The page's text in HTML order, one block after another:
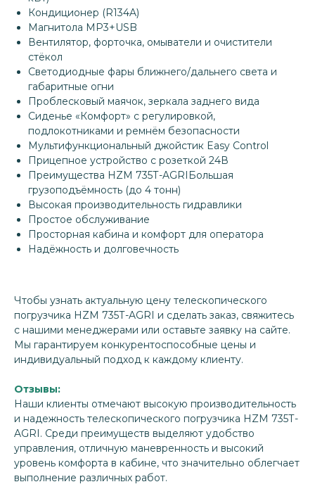
Кондиционер (R134A)
Магнитола MP3+USB
Вентилятор, форточка, омыватели и очистители
стёкол
Светодиодные фары ближнего/дальнего света и
габаритные огни
Проблесковый маячок, зеркала заднего вида
Сиденье «Комфорт» с регулировкой,
подлокотниками и ремнём безопасности
Мультифункциональный джойстик Easy Control
Прицепное устройство с розеткой 24В
Преимущества HZM 735Т-AGRIБольшая
грузоподъёмность (до 4 тонн)
Высокая производительность гидравлики
Простое обслуживание
Просторная кабина и комфорт для оператора
Надёжность и долговечность
Чтобы узнать актуальную цену телескопического
погрузчика HZM 735Т-AGRI и сделать заказ, свяжитесь
с нашими менеджерами или оставьте заявку на сайте.
Мы гарантируем конкурентоспособные цены и
индивидуальный подход к каждому клиенту.
Отзывы:
Наши клиенты отмечают высокую производительность
и надежность телескопического погрузчика HZM 735Т-
AGRI. Среди преимуществ выделяют удобство
управления, отличную маневренность и высокий
уровень комфорта в кабине, что значительно облегчает
выполнение различных работ.